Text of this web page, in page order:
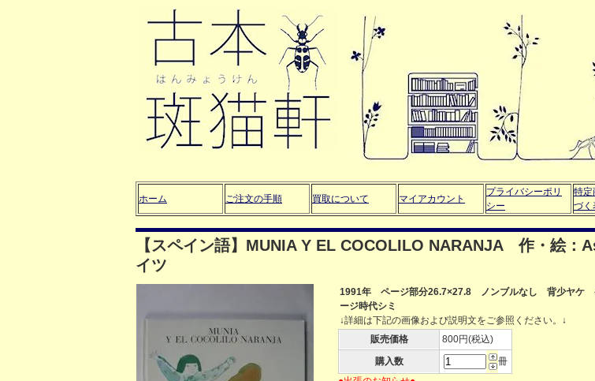
ホーム ご注文の手順 買取について マイアカウント
プライバシーポリ
シー
特定
づく
【スペイン語】MUNIA Y EL COCOLILO NARANJA 作・絵
イツ
1991年 ページ部分26.7×27.8 ノンブルなし 背少ヤケ
ージ時代シミ
↓詳細は下記の画像および説明文をご参照ください。↓
販売価格
800円(税込)
購入数
冊